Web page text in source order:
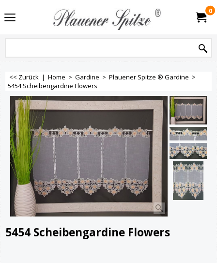
0
<< Zurück | Home > Gardine > Plauener Spitze ® Gardine >
5454 Scheibengardine Flowers
5454 Scheibengardine Flowers